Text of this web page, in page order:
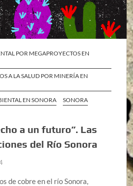
POR MEGAPROYECTOS EN
A LA SALUD POR MINERÍA EN
EN SONORA
SONORA
a un futuro”. Las
del Río Sonora
de cobre en el río Sonora,